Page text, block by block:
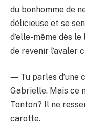
du bonhomme de
délicieuse et se
d’elle-même dès
de revenir l’avaler
― Tu parles d’une
Gabrielle. Mais ce
Tonton? Il ne
carotte.